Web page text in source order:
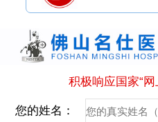
积极响应国家“
您的姓名：